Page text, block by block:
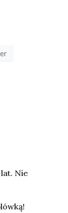
Nie